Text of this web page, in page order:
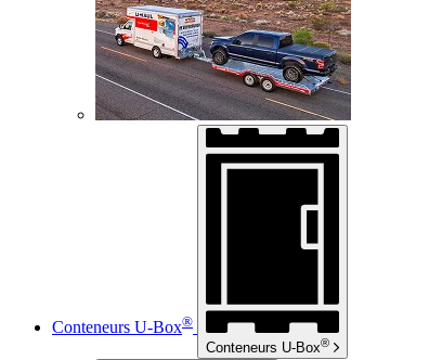
Conteneurs U-Box®
Conteneurs U-Box®